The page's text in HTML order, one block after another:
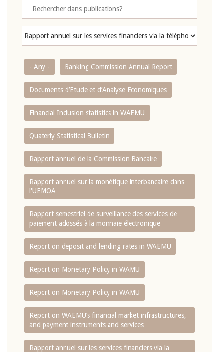
- Any - Banking Commission Annual Report
Documents d’Etude et d’Analyse Economiques
Financial Inclusion statistics in WAEMU
Quaterly Statistical Bulletin
Rapport annuel de la Commission Bancaire
Rapport annuel sur la monétique interbancaire dans
l'UEMOA
Rapport semestriel de surveillance des services de
paiement adossés à la monnaie électronique
Report on deposit and lending rates in WAEMU
Report on Monetary Policy in WAMU
Report on Monetary Policy in WAMU
Report on WAEMU’s financial market infrastructures,
and payment instruments and services
Rapport annuel sur les services financiers via la